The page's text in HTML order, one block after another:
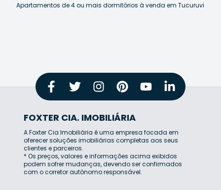
Apartamentos de 4 ou mais dormitórios à venda em Tucuruvi
FOXTER CIA. IMOBILIÁRIA
A Foxter Cia Imobiliária é uma empresa focada em
oferecer soluções imobiliárias completas aos seus
clientes e parceiros.
* Os preços, valores e informações acima exibidos
podem sofrer mudanças, devendo ser confirmados
com o corretor autônomo responsável.